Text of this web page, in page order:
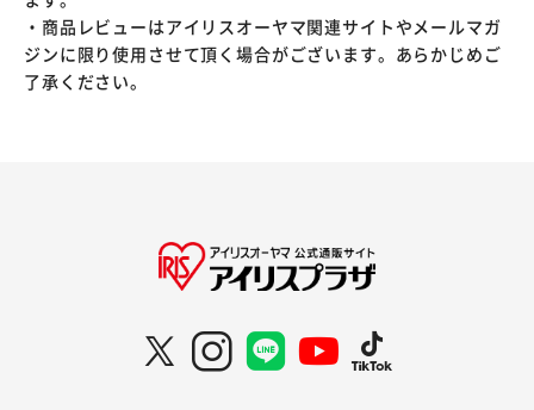
・商品レビューはアイリスオーヤマ関連サイトやメールマガ
ジンに限り使用させて頂く場合がございます。あらかじめご
了承ください。